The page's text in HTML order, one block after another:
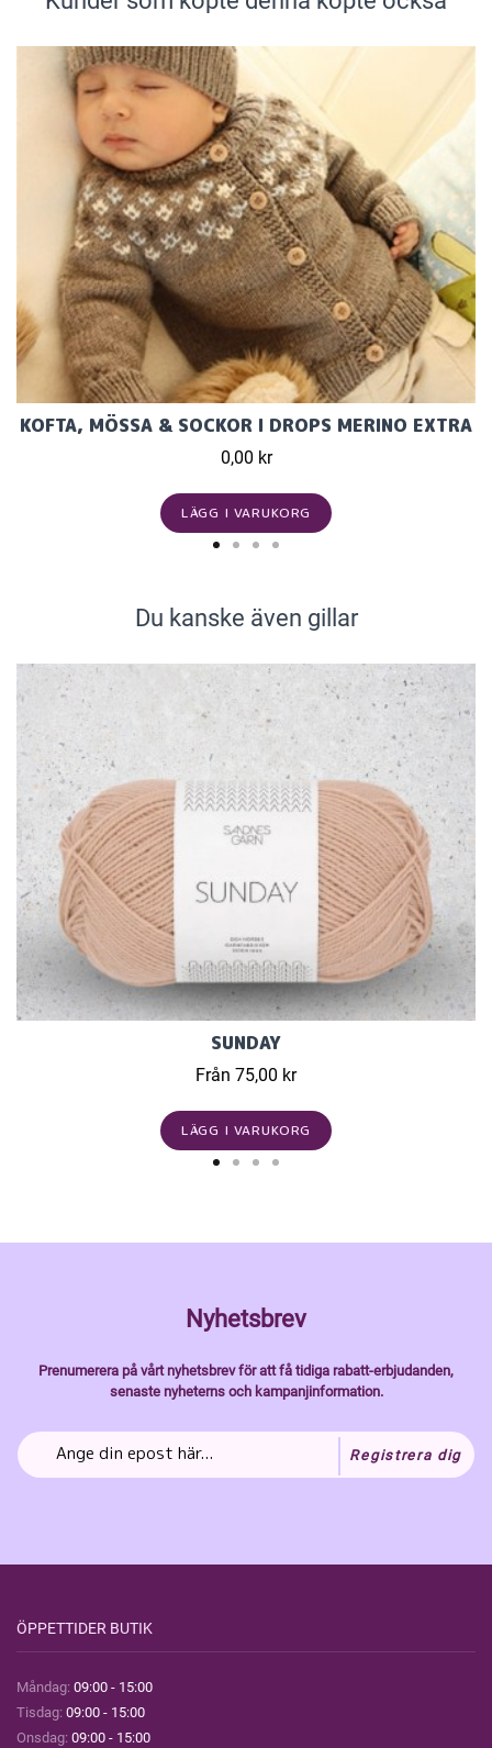
KOFTA, MÖSSA & SOCKOR I DROPS MERINO EXTRA
0,00 kr
LÄGG I VARUKORG
Du kanske även gillar
SUNDAY
Från 75,00 kr
LÄGG I VARUKORG
Nyhetsbrev
Prenumerera på vårt nyhetsbrev för att få tidiga rabatt-erbjudanden,
senaste nyheterns och kampanjinformation.
Registrera dig
ÖPPETTIDER BUTIK
Måndag: 09:00 - 15:00
Tisdag: 09:00 - 15:00
Onsdag: 09:00 - 15:00